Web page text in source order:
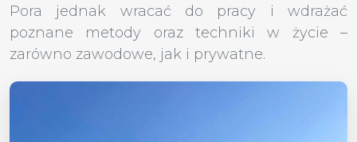
Pora jednak wracać do pracy i wdrażać
poznane metody oraz techniki w życie –
zarówno zawodowe, jak i prywatne.